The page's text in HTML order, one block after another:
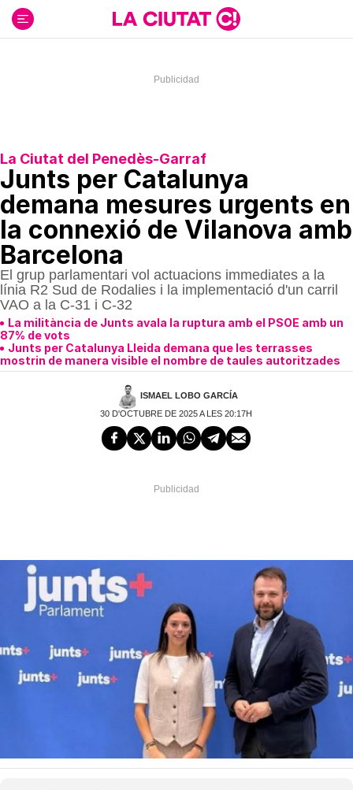
contenido
La Ciutat del Penedès-Garraf
Junts per Catalunya
demana mesures urgents en
la connexió de Vilanova amb
Barcelona
El grup parlamentari vol actuacions immediates a la
línia R2 Sud de Rodalies i la implementació d'un carril
VAO a la C-31 i C-32
La militància de Junts avala la ruptura amb el PSOE amb un
87% de vots
Junts per Catalunya Lleida demana que les terrasses
mostrin de manera visible el nombre de taules autoritzades
ISMAEL LOBO GARCÍA
30 D'OCTUBRE DE 2025 A LES 20:17H